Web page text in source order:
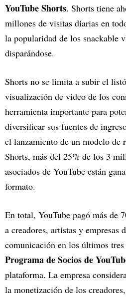
YouTube Shorts. Shorts tiene
millones de visitas diarias en
la popularidad de los snackable
disparándose.
Shorts no se limita a subir el
visualización de video de los
herramienta importante para
diversificar sus fuentes de
el lanzamiento de un modelo de
Shorts, más del 25% de los 3
asociados de YouTube están
formato.
En total, YouTube pagó más de
a creadores, artistas y empresas
comunicación en los últimos tres
Programa de Socios de
plataforma. La empresa
la monetización de los